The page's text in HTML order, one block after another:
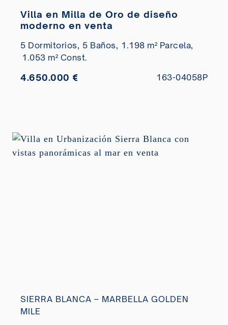
Villa en Milla de Oro de diseño
moderno en venta
5 Dormitorios, 5 Baños, 1.198 m² Parcela,
1.053 m² Const.
4.650.000 € 163-04058P
SIERRA BLANCA – MARBELLA GOLDEN
MILE